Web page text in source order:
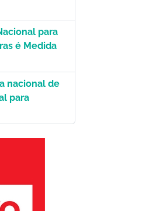
para
é Medida
nacional de
para